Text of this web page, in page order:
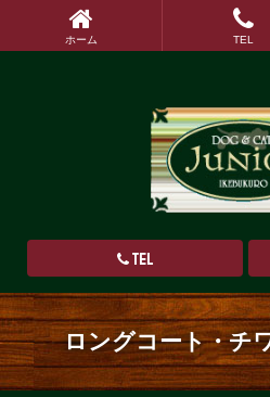
TEL
ホーム TEL
ロングコート・チ